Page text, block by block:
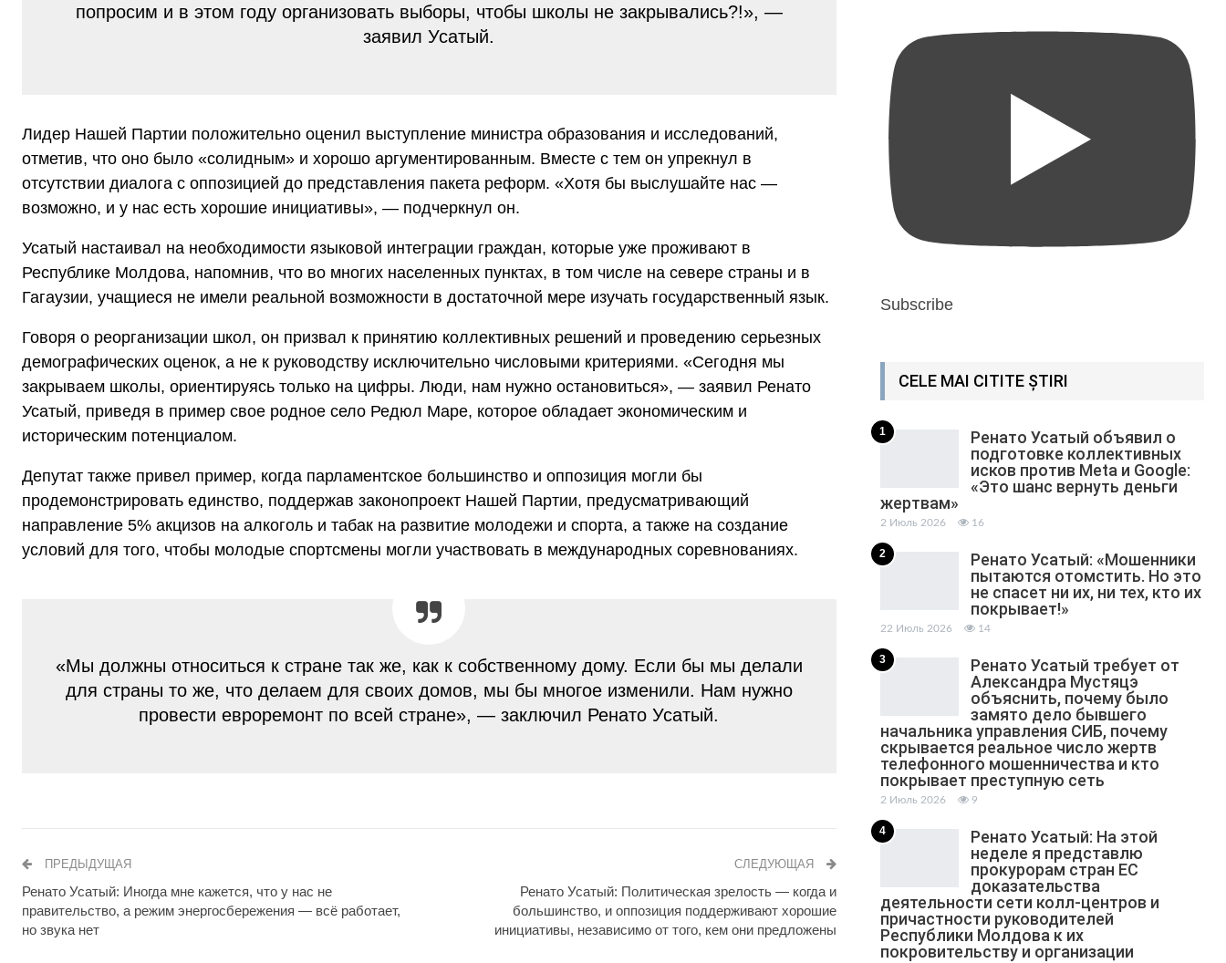
попросим и в этом году организовать выборы, чтобы школы не закрывались?!», —
заявил Усатый.
Лидер Нашей Партии положительно оценил выступление министра образования и исследований,
отметив, что оно было «солидным» и хорошо аргументированным. Вместе с тем он упрекнул в
отсутствии диалога с оппозицией до представления пакета реформ. «Хотя бы выслушайте нас —
возможно, и у нас есть хорошие инициативы», — подчеркнул он.
Усатый настаивал на необходимости языковой интеграции граждан, которые уже проживают в
Республике Молдова, напомнив, что во многих населенных пунктах, в том числе на севере страны и в
Гагаузии, учащиеся не имели реальной возможности в достаточной мере изучать государственный язык.
Говоря о реорганизации школ, он призвал к принятию коллективных решений и проведению серьезных
демографических оценок, а не к руководству исключительно числовыми критериями. «Сегодня мы
закрываем школы, ориентируясь только на цифры. Люди, нам нужно остановиться», — заявил Ренато
Усатый, приведя в пример свое родное село Редюл Маре, которое обладает экономическим и
историческим потенциалом.
Депутат также привел пример, когда парламентское большинство и оппозиция могли бы
продемонстрировать единство, поддержав законопроект Нашей Партии, предусматривающий
направление 5% акцизов на алкоголь и табак на развитие молодежи и спорта, а также на создание
условий для того, чтобы молодые спортсмены могли участвовать в международных соревнованиях.
«Мы должны относиться к стране так же, как к собственному дому. Если бы мы делали
для страны то же, что делаем для своих домов, мы бы многое изменили. Нам нужно
провести евроремонт по всей стране», — заключил Ренато Усатый.
ПРЕДЫДУЩАЯ
Ренато Усатый: Иногда мне кажется, что у нас не
правительство, а режим энергосбережения — всё работает,
но звука нет
СЛЕДУЮЩАЯ
Ренато Усатый: Политическая зрелость — когда и
большинство, и оппозиция поддерживают хорошие
инициативы, независимо от того, кем они предложены
Subscribe
CELE MAI CITITE ȘTIRI
1
Ренато Усатый объявил о
подготовке коллективных
исков против Meta и Google:
«Это шанс вернуть деньги
жертвам»
2 Июль 2026 16
2
Ренато Усатый: «Мошенники
пытаются отомстить. Но это
не спасет ни их, ни тех, кто их
покрывает!»
22 Июль 2026 14
3
Ренато Усатый требует от
Александра Мустяцэ
объяснить, почему было
замято дело бывшего
начальника управления СИБ, почему
скрывается реальное число жертв
телефонного мошенничества и кто
покрывает преступную сеть
2 Июль 2026 9
4
Ренато Усатый: На этой
неделе я представлю
прокурорам стран ЕС
доказательства
деятельности сети колл-центров и
причастности руководителей
Республики Молдова к их
покровительству и организации